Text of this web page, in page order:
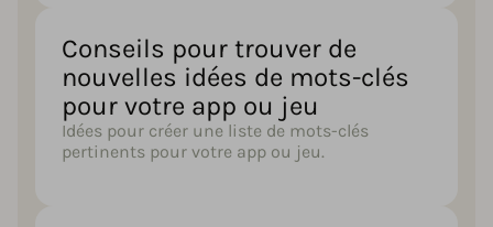
Conseils pour trouver de
nouvelles idées de mots-clés
pour votre app ou jeu
Idées pour créer une liste de mots-clés
pertinents pour votre app ou jeu.